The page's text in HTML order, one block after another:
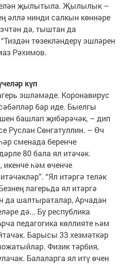
җылытыла. Җылылык –
әллә нинди салкын көннәре
дә, тыштан да
төзекләндерү эшләрен
Рәхимов.
күп
эшләмәде. Коронавирус
бар иде. Быелгы
башлап җибәрәчәк, – дип
Руслан Сөнгатуллин. – Өч
сменада беренче
80 бала ял итәчәк.
икенче һәм өченче
“Ял итәргә теләк
лагерьда ял итәргә
да шалтыраталар, Арчадан
дә... Бу республика
педагогика көллияте һәм
Барысы 33 хезмәткәр
Физик тәрбия,
Балаларга ял итү өчен